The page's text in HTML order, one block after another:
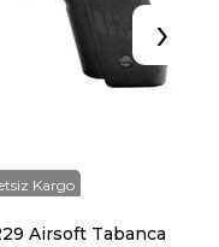
Kargo
Airsoft Tabanca
›